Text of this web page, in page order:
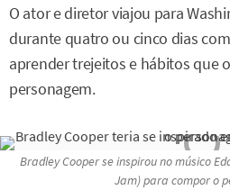
O ator e diretor viajou para
durante quatro ou cinco dias
aprender trejeitos e hábitos que
personagem.
Bradley Cooper se inspirou no músico
Jam) para compor o